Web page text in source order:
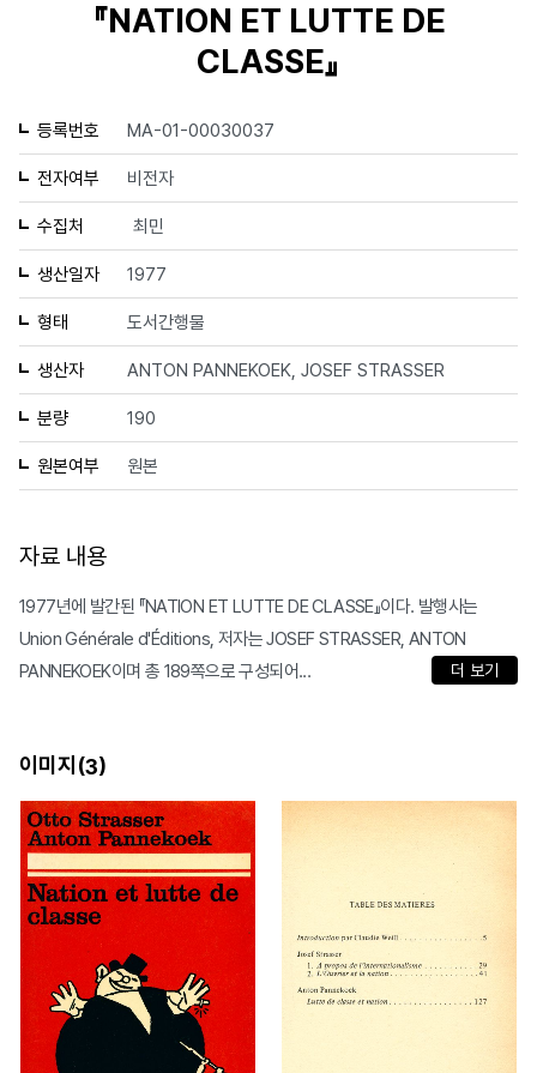
『NATION ET LUTTE DE
CLASSE』
등록번호 MA-01-00030037
전자여부 비전자
수집처 최민
생산일자 1977
형태 도서간행물
생산자 ANTON PANNEKOEK, JOSEF STRASSER
분량 190
원본여부 원본
자료 내용
1977년에 발간된 『NATION ET LUTTE DE CLASSE』이다. 발행사는
Union Générale d'Éditions, 저자는 JOSEF STRASSER, ANTON
PANNEKOEK이며 총 189쪽으로 구성되어...
더 보기
이미지(3)